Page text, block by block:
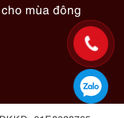
mùa đông